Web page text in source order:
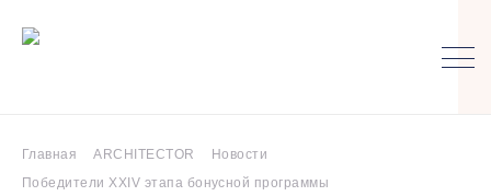
Главная ARCHITECTOR
Новости
Победители XXIV этапа бонусной программы